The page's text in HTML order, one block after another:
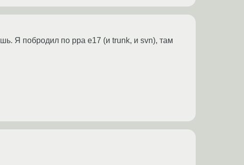
Я побродил по ppa e17 (и trunk, и svn), там